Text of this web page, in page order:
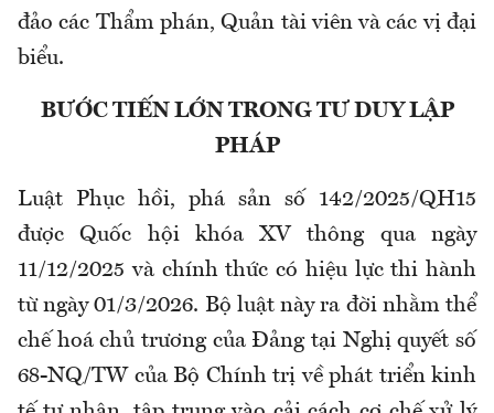
đảo các Thẩm phán, Quản tài viên và các vị đại
biểu.
BƯỚC TIẾN LỚN TRONG TƯ DUY LẬP
PHÁP
Luật Phục hồi, phá sản số 142/2025/QH15
được Quốc hội khóa XV thông qua ngày
11/12/2025 và chính thức có hiệu lực thi hành
từ ngày 01/3/2026. Bộ luật này ra đời nhằm thể
chế hoá chủ trương của Đảng tại Nghị quyết số
68-NQ/TW của Bộ Chính trị về phát triển kinh